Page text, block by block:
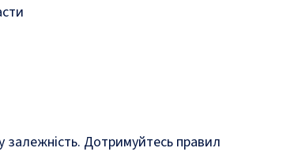
залежність. Дотримуйтесь правил